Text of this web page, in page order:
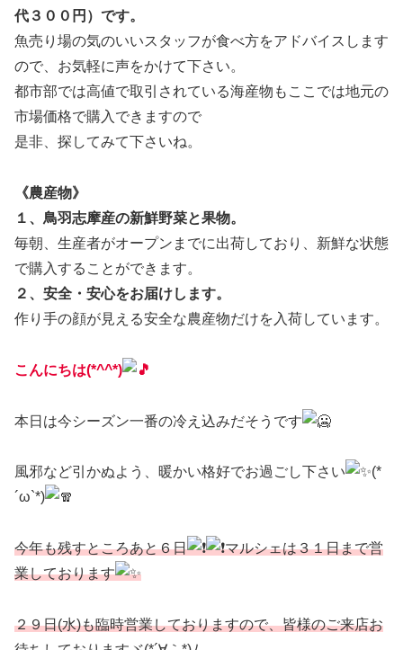
代３００円）です。
魚売り場の気のいいスタッフが食べ方をアドバイスします
ので、お気軽に声をかけて下さい。
都市部では高値で取引されている海産物もここでは地元の
市場価格で購入できますので
是非、探してみて下さいね。
《農産物》
１、鳥羽志摩産の新鮮野菜と果物。
毎朝、生産者がオープンまでに出荷しており、新鮮な状態
で購入することができます。
２、安全・安心をお届けします。
作り手の顔が見える安全な農産物だけを入荷しています。
こんにちは(*^^*)
本日は今シーズン一番の冷え込みだそうです
風邪など引かぬよう、暖かい格好でお過ごし下さい
(*
´ω`*)
今年も残すところあと６日
マルシェは３１日まで営
業しております
２９日(水)も臨時営業しておりますので、皆様のご来店お